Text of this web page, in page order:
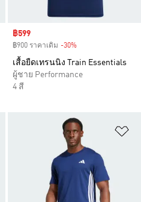
Sale price
฿599
฿900 ราคาเดิม -30%
เสื้อยืดเทรนนิง Train Essentials
ผู้ชาย Performance
4 สี
เพิ่มไปยังรายการสินค้าโปรด